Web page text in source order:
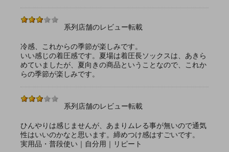
系列店舗のレビュー転載
冷感、これからの季節が楽しみです。
いい感じの着圧感です。夏場は着圧長ソックスは、あきら
めていましたが、夏向きの商品ということなので、これか
らの季節が楽しみです。
系列店舗のレビュー転載
ひんやりは感じませんが、あまりムレる事が無いので通気
性はいいのかなと思います。締めつけ感はすごいです。
実用品・普段使い｜自分用｜リピート